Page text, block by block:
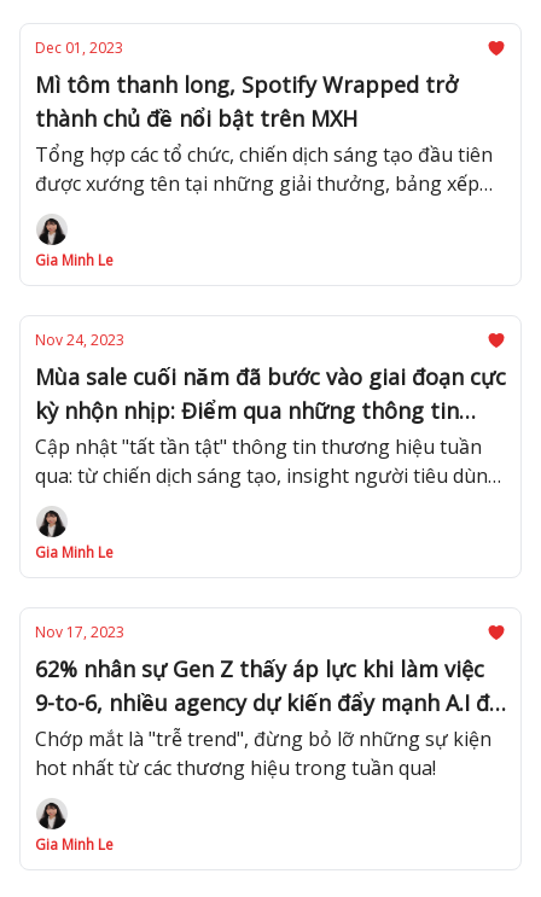
Dec 01, 2023
Mì tôm thanh long, Spotify Wrapped trở
thành chủ đề nổi bật trên MXH
Tổng hợp các tổ chức, chiến dịch sáng tạo đầu tiên
được xướng tên tại những giải thưởng, bảng xếp
hạng uy tín năm 2023.
Gia Minh Le
Nov 24, 2023
Mùa sale cuối năm đã bước vào giai đoạn cực
kỳ nhộn nhịp: Điểm qua những thông tin
không thể bỏ lỡ dành cho marketer
Cập nhật "tất tần tật" thông tin thương hiệu tuần
qua: từ chiến dịch sáng tạo, insight người tiêu dùng
đến siêu deal Black Friday.
Gia Minh Le
Nov 17, 2023
62% nhân sự Gen Z thấy áp lực khi làm việc
9-to-6, nhiều agency dự kiến đẩy mạnh A.I để
tiết kiệm chi phí
Chớp mắt là "trễ trend", đừng bỏ lỡ những sự kiện
hot nhất từ các thương hiệu trong tuần qua!
Gia Minh Le